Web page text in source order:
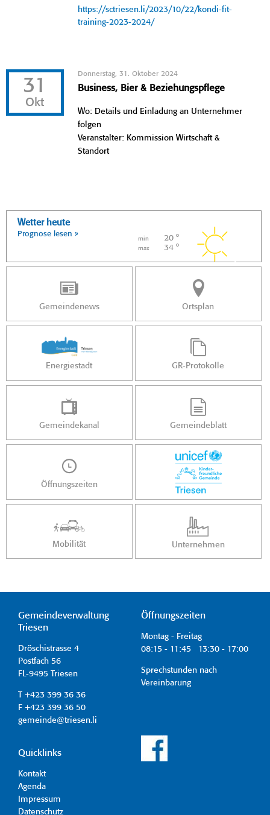
https://sctriesen.li/2023/10/22/kondi-fit-
training-2023-2024/
31
Okt
Donnerstag, 31. Oktober 2024
Business, Bier & Beziehungspflege
Wo: Details und Einladung an Unternehmer
folgen
Veranstalter: Kommission Wirtschaft &
Standort
Wetter heute
Prognose lesen »
min 20 °
max 34 °
Gemeindenews Ortsplan
Energiestadt GR-Protokolle
Gemeindekanal Gemeindeblatt
Öffnungszeiten
Mobilität Unternehmen
Gemeindeverwaltung
Triesen
Dröschistrasse 4
Postfach 56
FL-9495 Triesen
T +423 399 36 36
F +423 399 36 50
gemeinde@triesen.li
Öffnungszeiten
Montag - Freitag
08:15 - 11:45 13:30 - 17:00
Sprechstunden nach
Vereinbarung
Quicklinks
Kontakt
Agenda
Impressum
Datenschutz